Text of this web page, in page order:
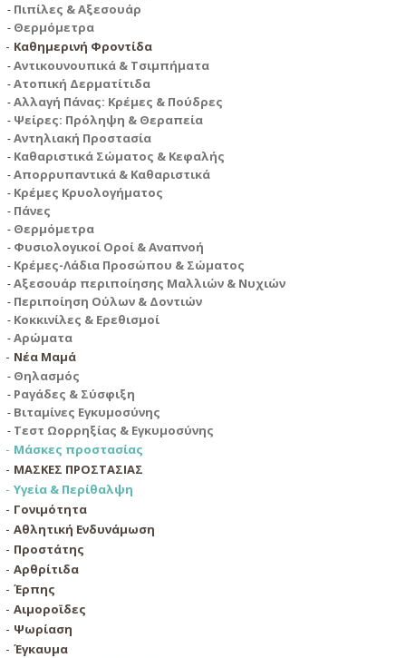
Πιπίλες & Αξεσουάρ
Θερμόμετρα
Καθημερινή Φροντίδα
Αντικουνουπικά & Τσιμπήματα
Ατοπική Δερματίτιδα
Αλλαγή Πάνας: Κρέμες & Πούδρες
Ψείρες: Πρόληψη & Θεραπεία
Αντηλιακή Προστασία
Καθαριστικά Σώματος & Κεφαλής
Απορρυπαντικά & Καθαριστικά
Κρέμες Κρυολογήματος
Πάνες
Θερμόμετρα
Φυσιολογικοί Οροί & Αναπνοή
Κρέμες-Λάδια Προσώπου & Σώματος
Αξεσουάρ περιποίησης Μαλλιών & Νυχιών
Περιποίηση Ούλων & Δοντιών
Κοκκινίλες & Ερεθισμοί
Αρώματα
Νέα Μαμά
Θηλασμός
Ραγάδες & Σύσφιξη
Βιταμίνες Εγκυμοσύνης
Τεστ Ωορρηξίας & Εγκυμοσύνης
Μάσκες προστασίας
ΜΑΣΚΕΣ ΠΡΟΣΤΑΣΙΑΣ
Υγεία & Περίθαλψη
Γονιμότητα
Αθλητική Ενδυνάμωση
Προστάτης
Αρθρίτιδα
Έρπης
Αιμοροϊδες
Ψωρίαση
Έγκαυμα